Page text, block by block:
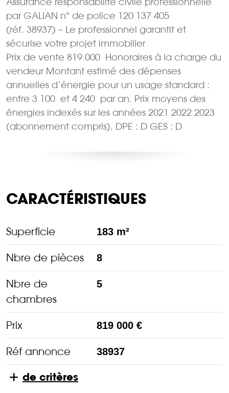
par GALIAN n° de police 120 137 405
(réf. 38937) – Le professionnel garantit et
sécurise votre projet immobilier
Prix de vente 819 000  Honoraires à la charge du
vendeur Montant estimé des dépenses
annuelles d’énergie pour un usage standard :
entre 3 100  et 4 240  par an. Prix moyens des
énergies indexés sur les années 2021 2022 2023
(abonnement compris). DPE : D GES : D
CARACTÉRISTIQUES
Superficie 183 m²
Nbre de pièces 8
Nbre de
chambres
5
Prix 819 000 €
Réf annonce 38937
de critères